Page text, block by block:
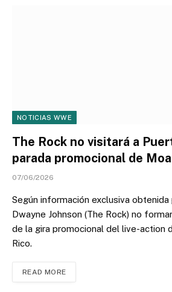
NOTICIAS WWE
The Rock no visitará a
parada promocional de
07/06/2026
Según información exclusiva obtenida
Dwayne Johnson (The Rock) no
de la gira promocional del live-action
Rico.
READ MORE